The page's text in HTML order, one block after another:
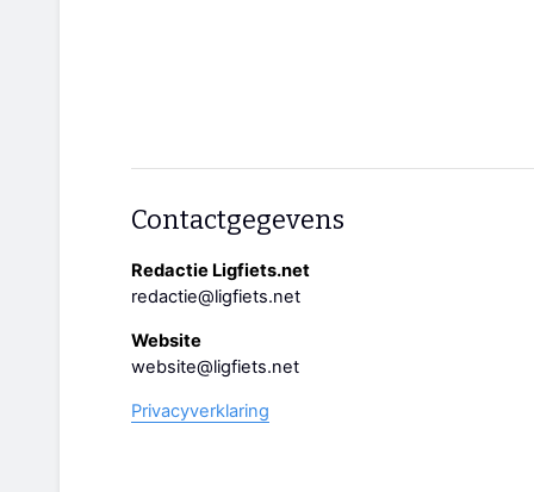
Contactgegevens
Redactie Ligfiets.net
redactie@ligfiets.net
Website
website@ligfiets.net
Privacyverklaring